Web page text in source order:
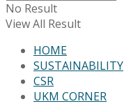
No Result
View All Result
HOME
SUSTAINABILITY
CSR
UKM CORNER